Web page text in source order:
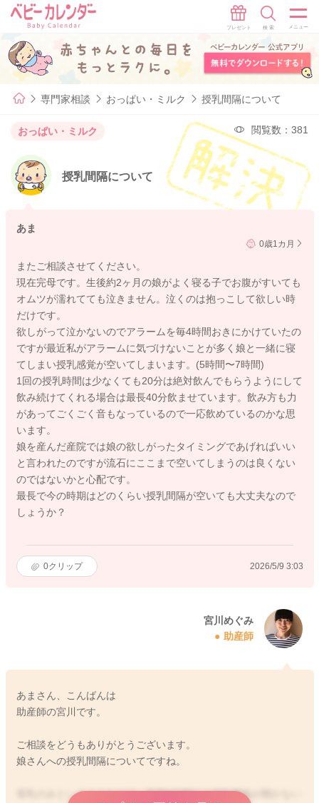
専門家相談 おっぱい・ミルク 授乳間隔について
おっぱい・ミルク 閲覧数：381
授乳間隔について
あま
0歳1カ月
またご相談させてください。
現在完母です。生後約2ヶ月の娘がよく寝る子でお腹がすいても
オムツが濡れてても泣きません。泣くのは抱っこして欲しい時
だけです。
欲しがって泣かないのでアラームを毎4時間おきにかけていたの
ですが最近私がアラームに気づけないことが多く娘と一緒に寝
てしまい授乳感覚が空いてしまいます。(5時間〜7時間)
1回の授乳時間は少なくても20分は絶対飲んでもらうようにして
飲み続けてくれる場合は最長40分飲ませています。飲み方も力
があってごくごく音もなっているので一応飲めているのかな思
います。
娘を産んだ産院では娘の欲しがったタイミングであげればいい
と言われたのですが流石にここまで空いてしまうのは良くない
のではないかと心配です。
最長で今の時期はどのくらい授乳間隔が空いても大丈夫なので
しょうか？
0クリップ 2026/5/9 3:03
宮川めぐみ
助産師
あまさん、こんばんは
助産師の宮川です。
ご相談をどうもありがとうございます。
娘さんへの授乳間隔についてですね。
母乳のみということなので、夜間6時間以上授乳間隔が開かない